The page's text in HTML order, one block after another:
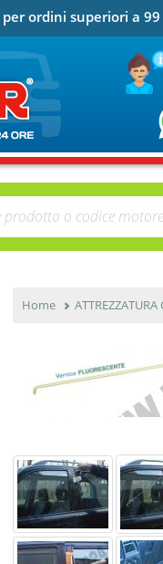
per ordini superiori a
Home ATTREZZATURA